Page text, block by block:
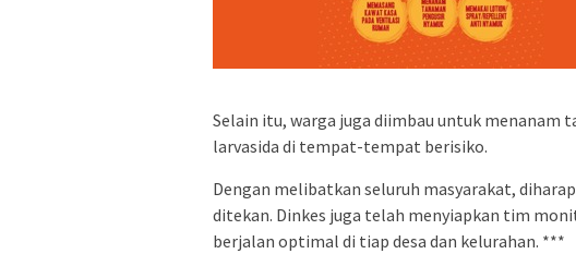
Selain itu, warga juga diimbau untuk menanam
larvasida di tempat-tempat berisiko.
Dengan melibatkan seluruh masyarakat,
ditekan. Dinkes juga telah menyiapkan tim
berjalan optimal di tiap desa dan kelurahan. ***